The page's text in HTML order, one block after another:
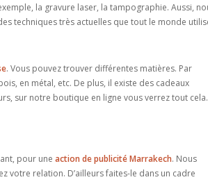
la gravure laser, la tampographie. Aussi,
techniques très actuelles que tout le monde
. Vous pouvez trouver différentes matières. Par
en métal, etc. De plus, il existe des cadeaux
sur notre boutique en ligne vous verrez tout cela.
pour une action de publicité Marrakech. Nous
votre relation. D’ailleurs faites-le dans un cadre